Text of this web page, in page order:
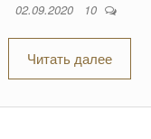
02.09.2020 10
Читать далее